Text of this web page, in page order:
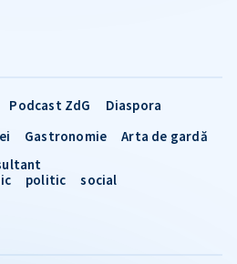
Podcast ZdG
Diaspora
Gastronomie
Arta de gardă
politic social